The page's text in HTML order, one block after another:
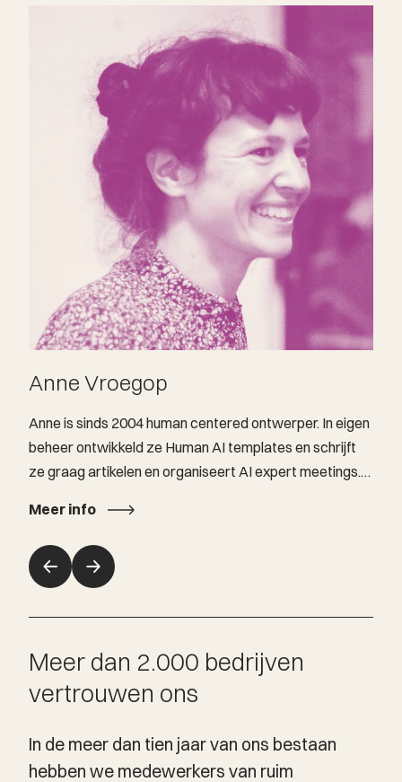
Anne Vroegop
Anne is sinds 2004 human centered ontwerper. In eigen
beheer ontwikkeld ze Human AI templates en schrijft
ze graag artikelen en organiseert AI expert meetings.
reclamebureaus brengt ze sinds 2013 haar passie voor
het vak over op groepen mensen.
Meer info
Meer dan 2.000 bedrijven
vertrouwen ons
In de meer dan tien jaar van ons bestaan
hebben we medewerkers van ruim